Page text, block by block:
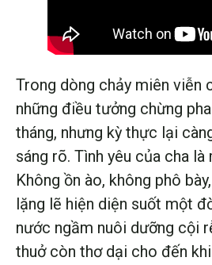
Trong dòng chảy miên viễn
những điều tưởng chừng
tháng, nhưng kỳ thực lại
sáng rõ. Tình yêu của cha
Không ồn ào, không phô
lặng lẽ hiện diện suốt một
nước ngầm nuôi dưỡng cội
thuở còn thơ dại cho đến